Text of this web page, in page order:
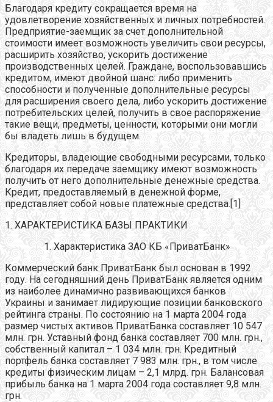
Благодаря кредиту сокращается время на
удовлетворение хозяйственных и личных потребностей.
Предприятие-заемщик за счет дополнительной
стоимости имеет возможность увеличить свои ресурсы,
расширить хозяйство, ускорить достижение
производственных целей. Граждане, воспользовавшись
кредитом, имеют двойной шанс: либо применить
способности и полученные дополнительные ресурсы
для расширения своего дела, либо ускорить достижение
потребительских целей, получить в свое распоряжение
такие вещи, предметы, ценности, которыми они могли
бы владеть лишь в будущем.
Кредиторы, владеющие свободными ресурсами, только
благодаря их передаче заемщику имеют возможность
получить от него дополнительные денежные средства.
Кредит, предоставляемый в денежной форме,
представляет собой новые платежные средства.[1]
1. ХАРАКТЕРИСТИКА БАЗЫ ПРАКТИКИ
Характеристика ЗАО КБ «ПриватБанк»
Коммерческий банк ПриватБанк был основан в 1992
году. На сегодняшний день ПриватБанк является одним
из наиболее динамично развивающихся банков
Украины и занимает лидирующие позиции банковского
рейтинга страны. По состоянию на 1 марта 2004 года
размер чистых активов ПриватБанка составляет 10 547
млн. грн. Уставный фонд банка составляет 700 млн. грн.,
собственный капитал – 1 034 млн. грн. Кредитный
портфель банка составляет 7 983 млн. грн., в том числе
кредиты физическим лицам – 2,1 млрд. грн. Балансовая
прибыль банка на 1 марта 2004 года составляет 9,8 млн.
грн.